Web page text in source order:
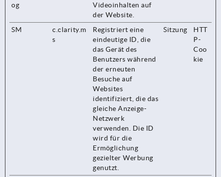
og
Videoinhalten auf
der Website.
SM
c.clarity.m
s
Registriert eine
eindeutige ID, die
das Gerät des
Benutzers während
der erneuten
Besuche auf
Websites
identifiziert, die das
gleiche Anzeige-
Netzwerk
verwenden. Die ID
wird für die
Ermöglichung
gezielter Werbung
genutzt.
Sitzung
HTT
P-
Coo
kie